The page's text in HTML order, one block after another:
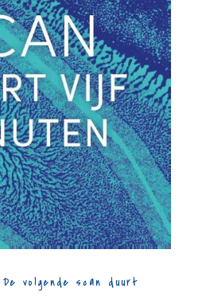
volgende scan duurt